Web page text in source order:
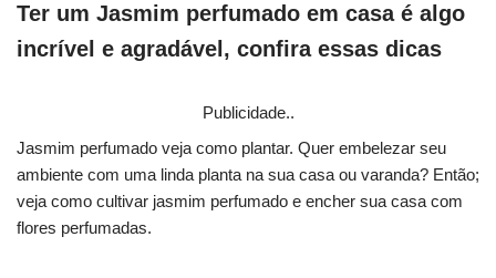
Ter um Jasmim perfumado em casa é algo
incrível e agradável, confira essas dicas
Publicidade..
Jasmim perfumado veja como plantar. Quer embelezar seu
ambiente com uma linda planta na sua casa ou varanda? Então;
veja como cultivar jasmim perfumado e encher sua casa com
flores perfumadas.